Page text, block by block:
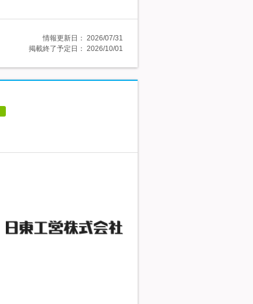
情報更新日： 2026/07/31
掲載終了予定日： 2026/10/01